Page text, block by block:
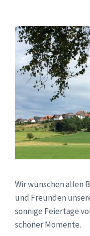
Wir wünschen allen
und Freunden
sonnige Feiertage
schöner Momente.